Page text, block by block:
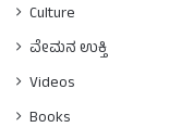
Culture
ವೇಮನ ಉಕ್ತಿ
Videos
Books